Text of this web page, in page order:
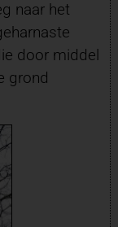
naar het
door middel
grond